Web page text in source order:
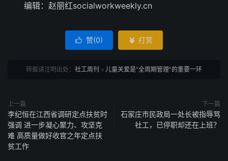
编辑：赵丽红socialworkweekly.cn
 赞(0)  打赏
转载请注明出处： 社工周刊 » 儿童关爱是“全周期管理”的重要一环
上一篇
李纪恒在江西省调研定点扶贫时
强调 进一步凝心聚力、攻坚克
难 高质量做好收官之年定点扶
贫工作
下一篇
石家庄市民政局一处长被指辱骂
社工，已停职却还在上班？